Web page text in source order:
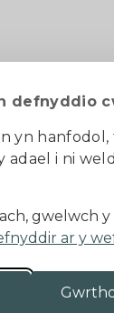
defnyddio
yn
i ni
gwelwch y
ar y